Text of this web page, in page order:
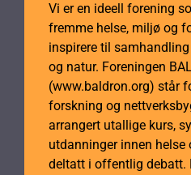
Vi er en ideell forening
fremme helse, miljø og
inspirere til
og natur. Foreningen
(www.baldron.org) står
forskning og
arrangert utallige kurs,
utdanninger innen helse
deltatt i offentlig debatt.